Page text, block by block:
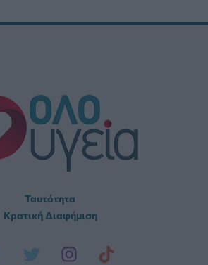
Ταυτότητα
Κρατική Διαφήμιση